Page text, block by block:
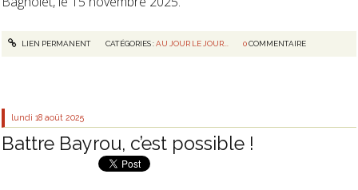
LIEN PERMANENT CATÉGORIES :AU JOUR LE JOUR... 0COMMENTAIRE
lundi 18 août 2025
Battre Bayrou, c’est possible !